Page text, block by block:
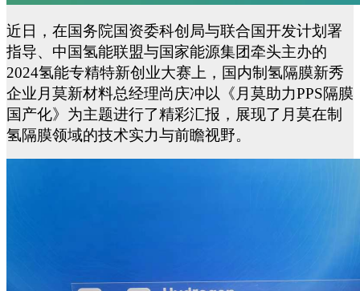
近日，在国务院国资委科创局与联合国开发计划署
指导、中国氢能联盟与国家能源集团牵头主办的
2024氢能专精特新创业大赛上，国内制氢隔膜新秀
企业月莫新材料总经理尚庆冲以《月莫助力PPS隔膜
国产化》为主题进行了精彩汇报，展现了月莫在制
氢隔膜领域的技术实力与前瞻视野。